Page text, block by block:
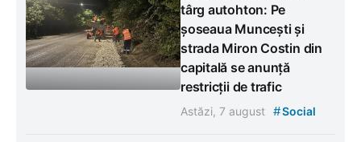
târg autohton: Pe
șoseaua Muncești și
strada Miron Costin din
capitală se anunță
restricții de trafic
Astăzi, 7 august #Social